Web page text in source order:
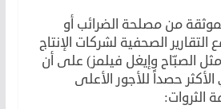
من مصلحة الضرائب أو
التقارير الصحفية لشركات الإنتاج
الصبّاح وإيغل فيلمز) على أن
حصداً للأجور الأعلى
الثروات: